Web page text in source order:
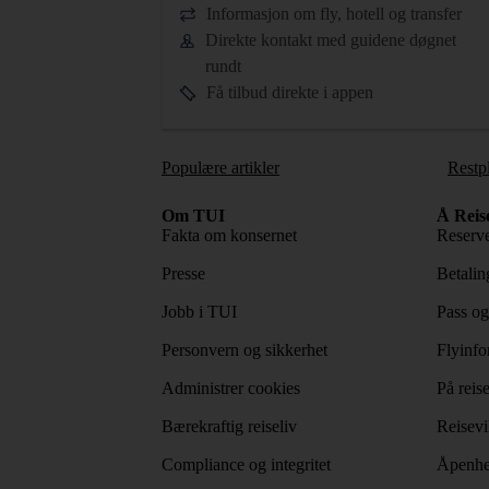
Informasjon om fly, hotell og transfer
Direkte kontakt med guidene døgnet
rundt
Få tilbud direkte i appen
Populære artikler
Om TUI
Fakta om konsernet
Presse
Jobb i TUI
Personvern og sikkerhet
Administrer cookies
Bærekraftig reiseliv
Compliance og integritet
Å
Pass
På